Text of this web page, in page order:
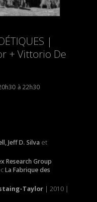
|
+ Vittorio De
22h30
Jeff D. Silva et
Research Group
La Fabrique des
Taylor| 2010 |